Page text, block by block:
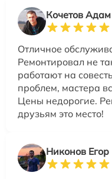
Кочетов Адам
Отличное
Ремонтировал не
работают на
проблем, мастера
Цены недорогие.
друзьям это место!
Никонов Егор